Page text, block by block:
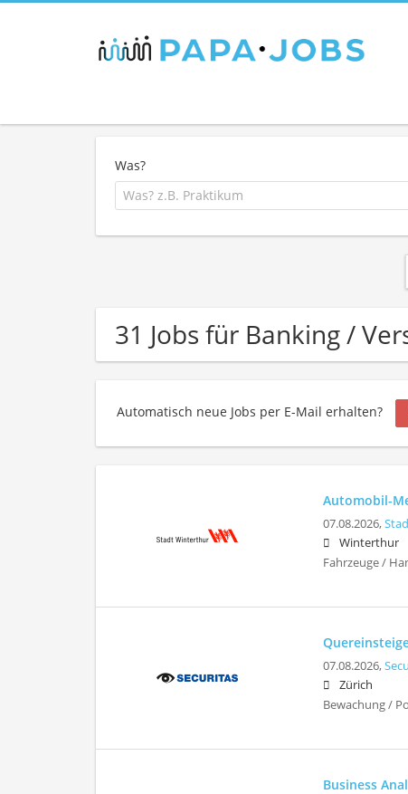
Was?
31 Jobs für Banking /
Automatisch neue Jobs per E-Mail erhalten?
Automobil-
07.08.2026,
Winterthur
Fahrzeuge /
07.08.2026,
Zürich
Bewachung /
Business